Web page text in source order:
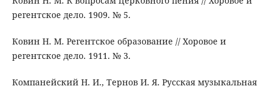
регентское дело. 1909. № 5.
Ковин Н. М. Регентское образование // Хоровое и
регентское дело. 1911. № 3.
Компанейский Н. И., Тернов И. Я. Русская музыкальная